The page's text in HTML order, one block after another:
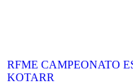
RFME CAMPEONATO
KOTARR